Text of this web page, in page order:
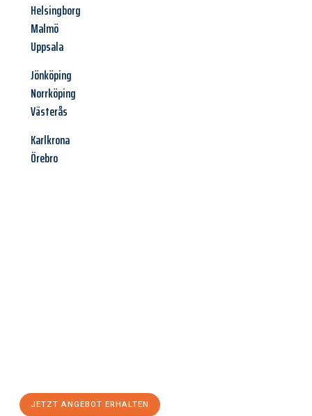
Helsingborg
Malmö
Uppsala
Jönköping
Norrköping
Västerås
Karlkrona
Örebro
JETZT ANGEBOT ERHALTEN